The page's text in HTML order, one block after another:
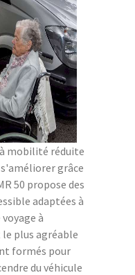
mobilité réduite
s'améliorer grâce
50 propose des
adaptées à
à
plus agréable
formés pour
du véhicule